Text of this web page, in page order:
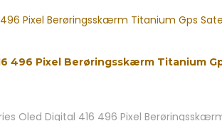
496 Pixel Berøringsskærm Titanium
Oled Digital 416 496 Pixel